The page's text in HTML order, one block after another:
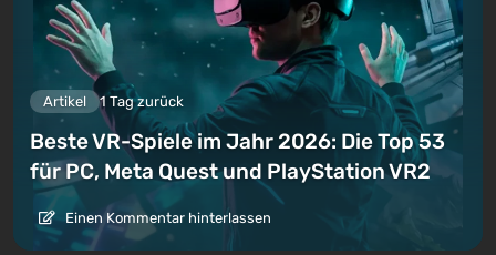
Artikel 1 Tag zurück
Beste VR-Spiele im Jahr 2026: Die Top 53
für PC, Meta Quest und PlayStation VR2
Einen Kommentar hinterlassen